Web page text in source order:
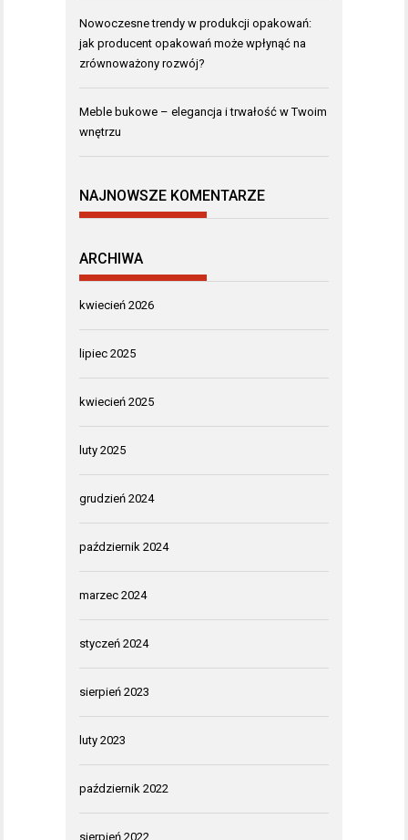
Nowoczesne trendy w produkcji opakowań:
jak producent opakowań może wpłynąć na
zrównoważony rozwój?
Meble bukowe – elegancja i trwałość w Twoim
wnętrzu
NAJNOWSZE KOMENTARZE
ARCHIWA
kwiecień 2026
lipiec 2025
kwiecień 2025
luty 2025
grudzień 2024
październik 2024
marzec 2024
styczeń 2024
sierpień 2023
luty 2023
październik 2022
sierpień 2022